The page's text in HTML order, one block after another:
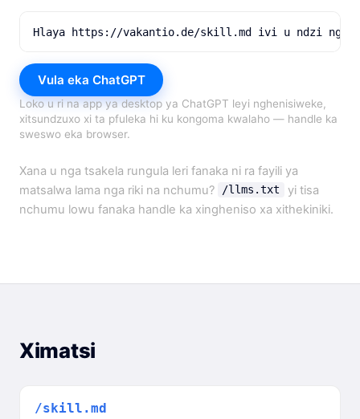
Hlaya https://vakantio.de/skill.md ivi u ndzi
Vula eka ChatGPT
Loko u ri na app ya desktop ya ChatGPT leyi nghenisiweke,
xitsundzuxo xi ta pfuleka hi ku kongoma kwalaho — handle ka
sweswo eka browser.
Xana u nga tsakela rungula leri fanaka ni ra fayili ya
matsalwa lama nga riki na nchumu?
/llms.txt
yi tisa
nchumu lowu fanaka handle ka xingheniso xa xithekiniki.
Ximatsi
/skill.md